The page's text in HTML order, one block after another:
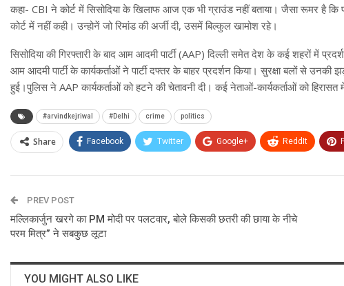
कहा- CBI ने कोर्ट में सिसोदिया के खिलाफ आज एक भी ग्राउंड नहीं बताया। जैसा रूमर है
कोर्ट में नहीं कही। उन्होनें जो रिमांड की अर्जी दी, उसमें बिल्कुल खामोश रहे।
सिसोदिया की गिरफ्तारी के बाद आम आदमी पार्टी (AAP) दिल्ली समेत देश के कई शहरों में
आम आदमी पार्टी के कार्यकर्ताओं ने पार्टी दफ्तर के बाहर प्रदर्शन किया। सुरक्षा बलों से उनकी
हुई।पुलिस ने AAP कार्यकर्ताओं को हटने की चेतावनी दी। कई नेताओं-कार्यकर्ताओं को
#arvindkejriwal #Delhi crime politics
Share Facebook Twitter Google+ ReddIt
PREV POST
मल्लिकार्जुन खरगे का PM मोदी पर पलटवार, बोले किसकी छतरी की छाया के नीचे
परम मित्र” ने सबकुछ लूटा
YOU MIGHT ALSO LIKE